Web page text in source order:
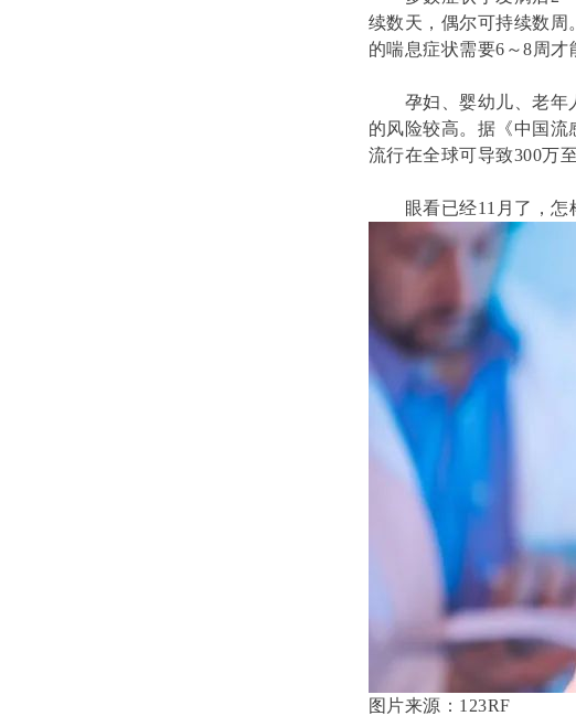
续数天，偶尔可持续数
的喘息症状需要6～8周才
孕妇、婴幼儿、老年
的风险较高。据《中国流
流行在全球可导致300万
眼看已经11月了，
图片来源： 123RF